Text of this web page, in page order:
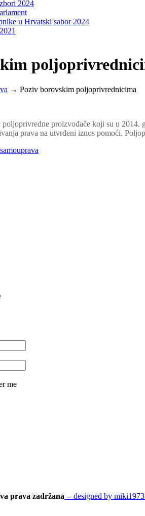
2024
u Hrvatski sabor 2024
→ Poziv borovskim poljoprivrednicima
proizvođače koji su u 2014.
prava na utvrđeni iznos pomoći.
me
prava zadržana -- designed by